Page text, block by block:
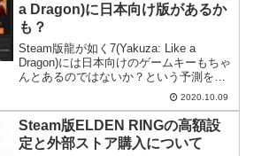
a Dragon)に日本向け版があるか
も？
Steam版龍が如く7(Yakuza: Like a
Dragon)には日本向けのゲームキーもちゃ
んとあるのではないか？という予測を書
2020.10.09
Steam版ELDEN RINGの高額設
定と外部ストア購入について